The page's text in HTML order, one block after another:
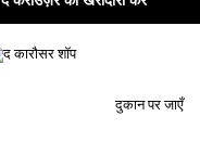
दुकान पर जाएँ